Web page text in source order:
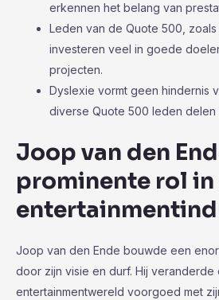
erkennen het belang van
Leden van de Quote 500, zoals
investeren veel in goede
projecten.
Dyslexie vormt geen hindernis
diverse Quote 500 leden
Joop van den
prominente rol in
Joop van den Ende bouwde een
door zijn visie en durf. Hij veranderde
entertainmentwereld voorgoed met